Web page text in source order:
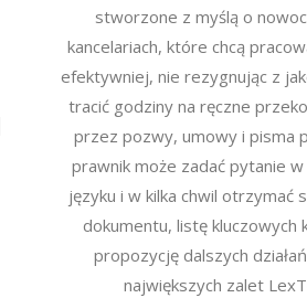
stworzone z myślą o
kancelariach, które chcą
efektywniej, nie rezygnując z
tracić godziny na ręczne
przez pozwy, umowy i pisma
prawnik może zadać pytanie
języku i w kilka chwil otrzymać
dokumentu, listę kluczowych
propozycję dalszych
największych zalet